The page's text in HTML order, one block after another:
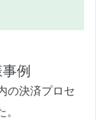
例
の決済プロセ